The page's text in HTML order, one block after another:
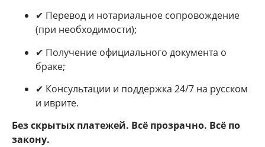
✔ Перевод и нотариальное сопровождение
(при необходимости);
✔ Получение официального документа о
браке;
✔ Консультации и поддержка 24/7 на русском
и иврите.
Без скрытых платежей. Всё прозрачно. Всё по
закону.